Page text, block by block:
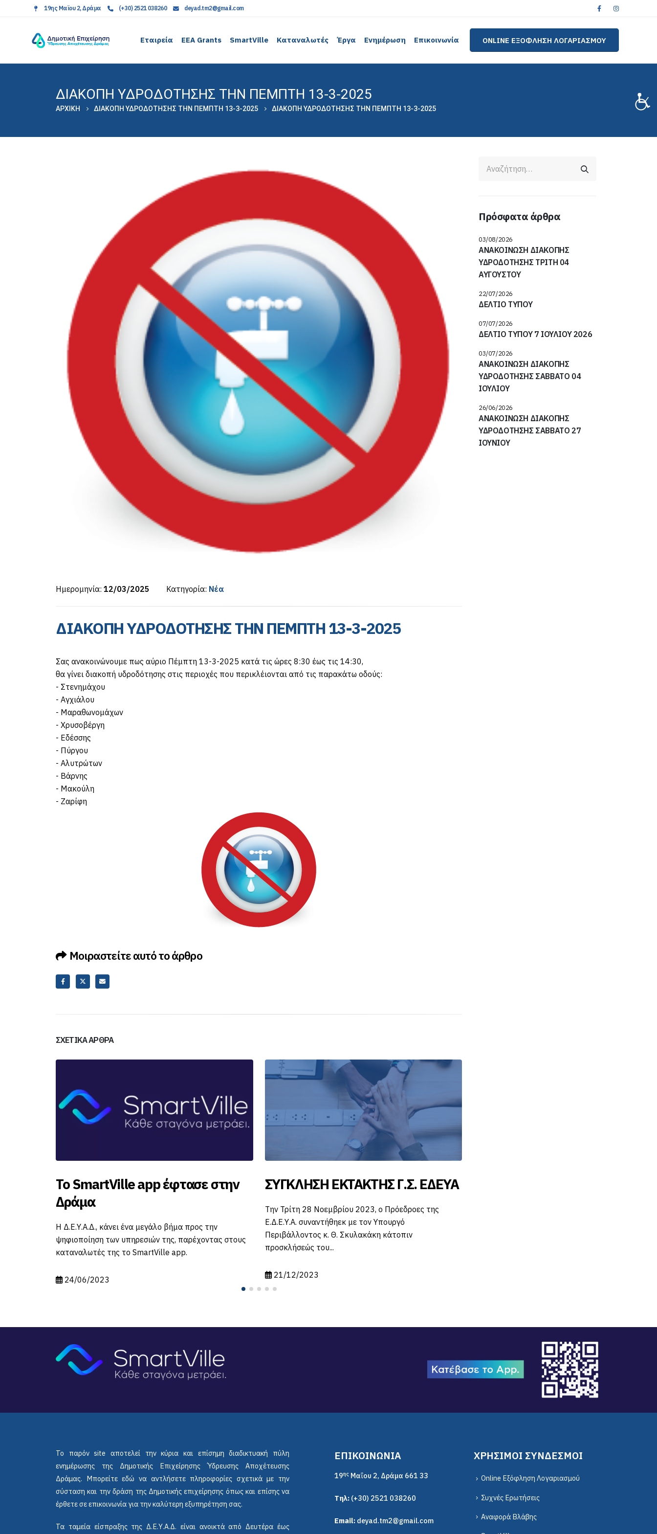
19ης Μαϊου 2, Δράμα (+30) 2521 038260 deyad.tm2@gmail.com
Εταιρεία EEA Grants SmartVille Καταναλωτές Έργα Ενημέρωση Επικοινωνία ONLINE ΕΞΟΦΛΗΣΗ ΛΟΓΑΡΙΑΣΜΟΥ
ΔΙΑΚΟΠΗ ΥΔΡΟΔΟΤΗΣΗΣ ΤΗΝ ΠΕΜΠΤΗ 13-3-2025
ΑΡΧΙΚΉ ΔΙΑΚΟΠΗ ΥΔΡΟΔΟΤΗΣΗΣ ΤΗΝ ΠΕΜΠΤΗ 13-3-2025 ΔΙΑΚΟΠΗ ΥΔΡΟΔΟΤΗΣΗΣ ΤΗΝ ΠΕΜΠΤΗ 13-3-2025
Ημερομηνία: 12/03/2025 Κατηγορία: Νέα
ΔΙΑΚΟΠΗ ΥΔΡΟΔΟΤΗΣΗΣ ΤΗΝ ΠΕΜΠΤΗ 13-3-2025
Σας ανακοινώνουμε πως αύριο Πέμπτη 13-3-2025 κατά τις ώρες 8:30 έως τις 14:30,
θα γίνει διακοπή υδροδότησης στις περιοχές που περικλέιονται από τις παρακάτω οδούς:
- Στενημάχου
- Αγχιάλου
- Μαραθωνομάχων
- Χρυσοβέργη
- Εδέσσης
- Πύργου
- Αλυτρώτων
- Βάρνης
- Μακούλη
- Ζαρίφη
Μοιραστείτε αυτό το άρθρο
ΣΧΕΤΙΚΆ ΆΡΘΡΑ
Το SmartVille app έφτασε στην
Δράμα
Η Δ.Ε.Υ.Α.Δ., κάνει ένα μεγάλο βήμα προς την
ψηφιοποίηση των υπηρεσιών της, παρέχοντας στους
καταναλωτές της το SmartVille app.
24/06/2023
ΣΥΓΚΛΗΣΗ ΕΚΤΑΚΤΗΣ Γ.Σ. ΕΔΕΥΑ
Την Τρίτη 28 Νοεμβρίου 2023, ο Πρόεδροες της
Ε.Δ.Ε.Υ.Α. συναντήθηεκ με τον Υπουργό
Περιβάλλοντος κ. Θ. Σκυλακάκη κάτοπιν
προσκλήσεώς του...
21/12/2023
Πρόσφατα άρθρα
ΑΝΑΚΟΙΝΩΣΗ ΔΙΑΚΟΠΗΣ
ΥΔΡΟΔΟΤΗΣΗΣ ΤΡΙΤΗ 04
ΑΥΓΟΥΣΤΟΥ
03/08/2026
ΔΕΛΤΙΟ ΤΥΠΟΥ
22/07/2026
ΔΕΛΤΙΟ ΤΥΠΟΥ 7 ΙΟΥΛΙΟΥ 2026
07/07/2026
ΑΝΑΚΟΙΝΩΣΗ ΔΙΑΚΟΠΗΣ
ΥΔΡΟΔΟΤΗΣΗΣ ΣΑΒΒΑΤΟ 04
ΙΟΥΛΙΟΥ
03/07/2026
ΑΝΑΚΟΙΝΩΣΗ ΔΙΑΚΟΠΗΣ
ΥΔΡΟΔΟΤΗΣΗΣ ΣΑΒΒΑΤΟ 27
ΙΟΥΝΙΟΥ
26/06/2026
Το παρόν site αποτελεί την κύρια και επίσημη διαδικτυακή πύλη
ενημέρωσης της Δημοτικής Επιχείρησης Ύδρευσης Αποχέτευσης
Δράμας. Μπορείτε εδώ να αντλήσετε πληροφορίες σχετικά με την
σύσταση και την δράση της Δημοτικής επιχείρησης όπως και επίσης να
έρθετε σε επικοινωνία για την καλύτερη εξυπηρέτηση σας.
Τα ταμεία είσπραξης της Δ.Ε.Υ.Α.Δ. είναι ανοικτά από Δευτέρα έως
ΕΠΙΚΟΙΝΩΝΙΑ
19ης Μαΐου 2, Δράμα 661 33
Τηλ: (+30) 2521 038260
Email: deyad.tm2@gmail.com
ΧΡΗΣΙΜΟΙ ΣΥΝΔΕΣΜΟΙ
Online Εξόφληση Λογαριασμού
Συχνές Ερωτήσεις
Αναφορά Βλάβης